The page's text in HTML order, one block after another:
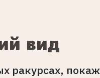
вид
ракурсах,